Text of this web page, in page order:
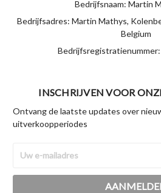
Bedrijfsnaam: Martin
Bedrijfsadres: Martin Mathys,
Belgium
INSCHRIJVEN VOOR
Ontvang de laatste updates over
uitverkoopperiodes
mailadres